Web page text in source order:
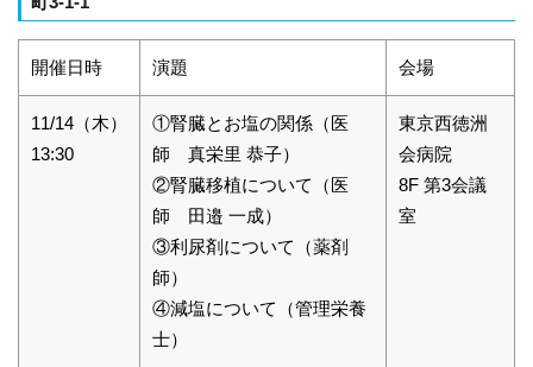
開催日時 演題 会場
11/14（木）
13:30
①腎臓とお塩の関係（医
師 真栄里 恭子）
②腎臓移植について（医
師 田邉 一成）
③利尿剤について（薬剤
師）
④減塩について（管理栄養
士）
東京西徳洲
会病院
8F 第3会議
室